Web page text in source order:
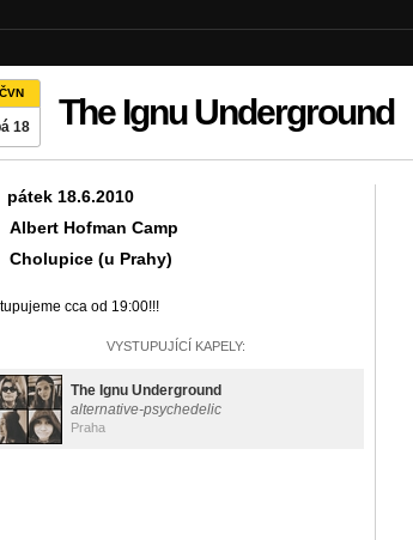
ČVN
18 The Ignu Underground
pátek 18.6.2010
Albert Hofman Camp
Cholupice (u Prahy)
cca od 19:00!!!
VYSTUPUJÍCÍ KAPELY:
The Ignu Underground
alternative-psychedelic
Praha